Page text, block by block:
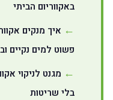
באקווריום הביתי
איך מנקים
פשוט למים נקיים
מגנט לניקוי
בלי שריטות